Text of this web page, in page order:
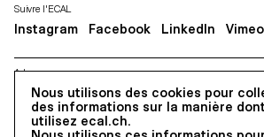
Nous utilisons des cookies pour
des informations sur la manière
utilisez ecal.ch.
Adresse
5, avenue du Temple, CH-1020 Renens
Suivre l'ECAL
Instagram Facebook LinkedIn Vimeo